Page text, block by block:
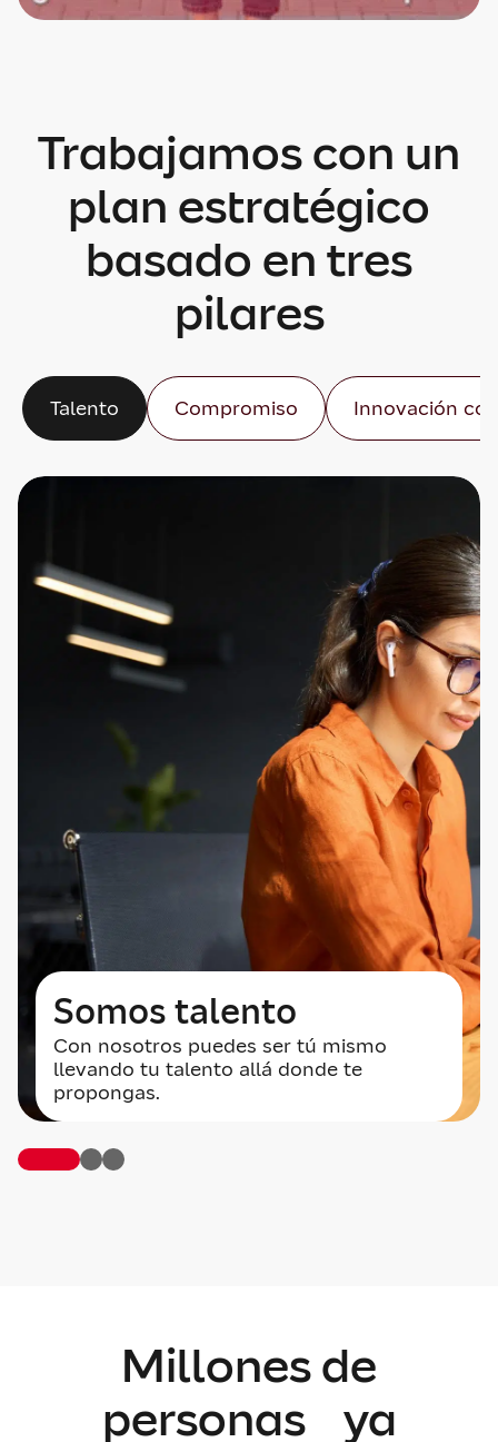
Trabajamos con un
plan estratégico
basado en tres
pilares
Talento Compromiso Innovación
Somos talento
Con nosotros puedes ser tú mismo
llevando tu talento allá donde te
propongas.
Millones de
personas ya